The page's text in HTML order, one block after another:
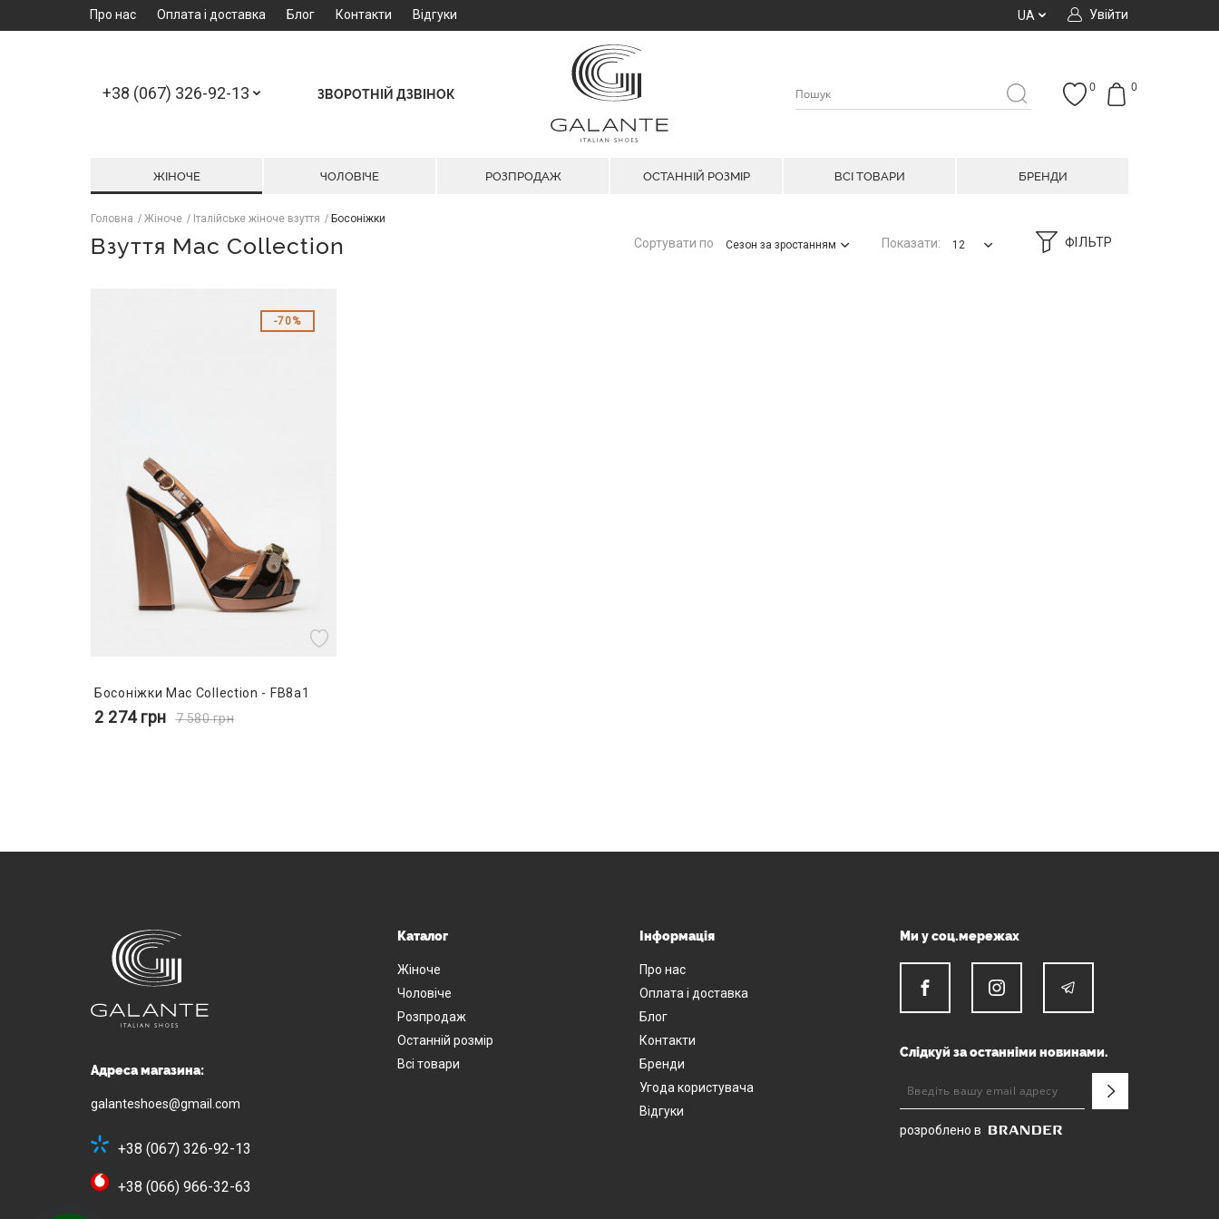
Про нас Оплата і доставка Блог Контакти Відгуки Увійти
UA
+38 (067) 326-92-13 ЗВОРОТНІЙ ДЗВІНОК
0
0
ЖІНОЧЕ ЧОЛОВІЧЕ РОЗПРОДАЖ ОСТАННІЙ РОЗМІР ВСІ ТОВАРИ БРЕНДИ
Головна Жіноче Італійське жіноче взуття Босоніжки
Взуття Mac Collection ФІЛЬТР
Сортувати по Сезон за зростанням Показати: 12
70%
Босоніжки Mac Collection - FB8a1
2 274грн 7 580грн
Адреса магазина:
galanteshoes@gmail.com
+38 (067) 326-92-13
+38 (066) 966-32-63
Каталог
Жіноче
Чоловіче
Розпродаж
Останній розмір
Всі товари
Інформація
Про нас
Оплата і доставка
Блог
Контакти
Бренди
Угода користувача
Відгуки
Ми у соц.мережах
Слідкуй за останніми новинами.
розроблено в